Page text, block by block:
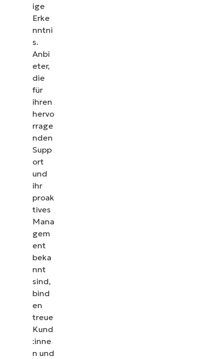
ige
Erke
nntni
s.
Anbi
eter,
die
für
ihren
hervo
rrage
nden
Supp
ort
und
ihr
proak
tives
Mana
gem
ent
beka
nnt
sind,
bind
en
treue
Kund
:inne
n und